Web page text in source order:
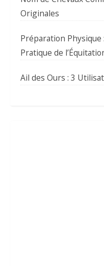
Originales
Préparation
Pratique de
Ail des Ours : 3